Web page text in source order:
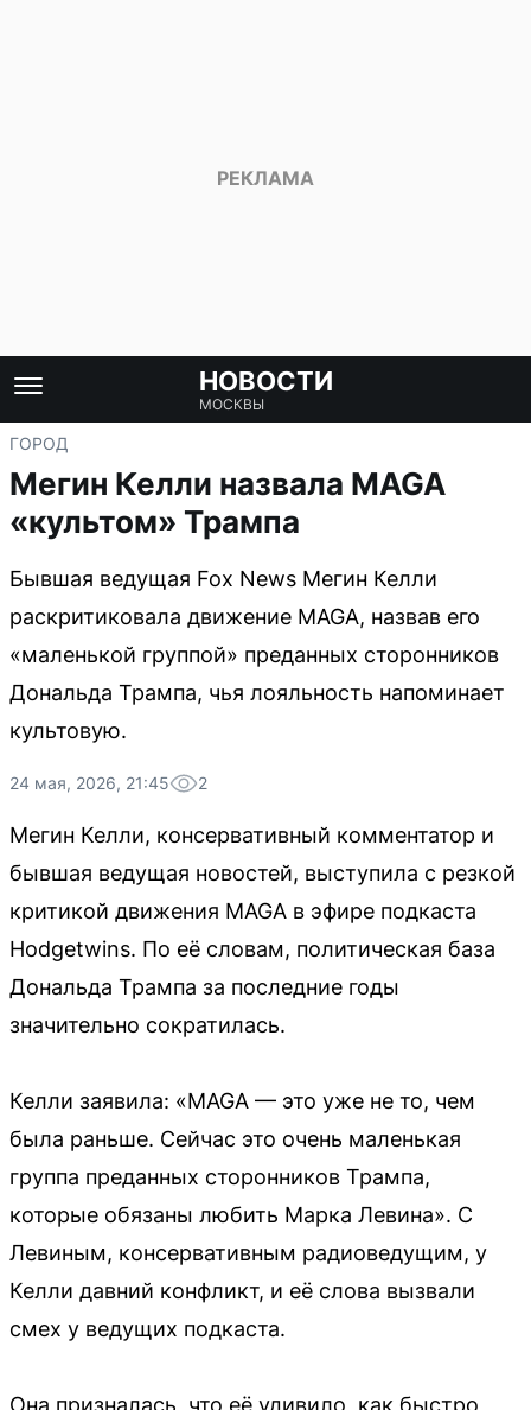
НОВОСТИ
МОСКВЫ
ГОРОД
Мегин Келли назвала MAGA
«культом» Трампа
Бывшая ведущая Fox News Мегин Келли
раскритиковала движение MAGA, назвав его
«маленькой группой» преданных сторонников
Дональда Трампа, чья лояльность напоминает
культовую.
24 мая, 2026, 21:45 2
Мегин Келли, консервативный комментатор и
бывшая ведущая новостей, выступила с резкой
критикой движения MAGA в эфире подкаста
Hodgetwins. По её словам, политическая база
Дональда Трампа за последние годы
значительно сократилась.
Келли заявила: «MAGA — это уже не то, чем
была раньше. Сейчас это очень маленькая
группа преданных сторонников Трампа,
которые обязаны любить Марка Левина». С
Левиным, консервативным радиоведущим, у
Келли давний конфликт, и её слова вызвали
смех у ведущих подкаста.
Она призналась, что её удивило, как быстро